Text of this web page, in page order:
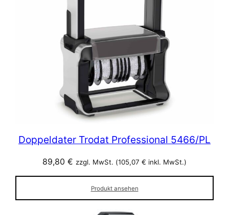
Doppeldater Trodat Professional 5466/PL
89,80 € zzgl. MwSt. (105,07 € inkl. MwSt.)
Produkt ansehen